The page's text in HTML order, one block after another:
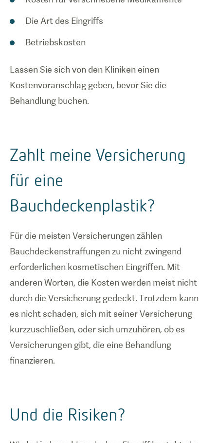
Die Art des Eingriffs
Betriebskosten
Lassen Sie sich von den Kliniken einen
Kostenvoranschlag geben, bevor Sie die
Behandlung buchen.
Zahlt meine Versicherung
für eine
Bauchdeckenplastik?
Für die meisten Versicherungen zählen
Bauchdeckenstraffungen zu nicht zwingend
erforderlichen kosmetischen Eingriffen. Mit
anderen Worten, die Kosten werden meist nicht
durch die Versicherung gedeckt. Trotzdem kann
es nicht schaden, sich mit seiner Versicherung
kurzzuschließen, oder sich umzuhören, ob es
Versicherungen gibt, die eine Behandlung
finanzieren.
Und die Risiken?